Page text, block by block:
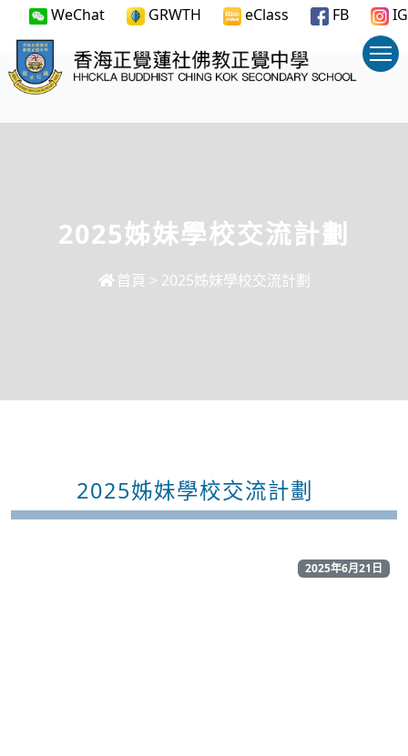
WeChat GRWTH eClass FB IG
2025姊妹學校交流計劃
首頁 > 2025姊妹學校交流計劃
2025姊妹學校交流計劃
2025年6月21日